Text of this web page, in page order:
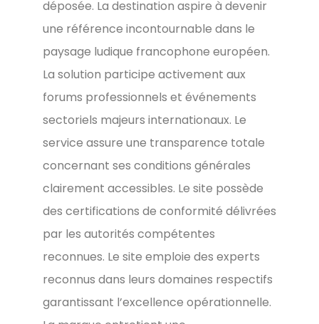
déposée. La destination aspire à devenir
une référence incontournable dans le
paysage ludique francophone européen.
La solution participe activement aux
forums professionnels et événements
sectoriels majeurs internationaux. Le
service assure une transparence totale
concernant ses conditions générales
clairement accessibles. Le site possède
des certifications de conformité délivrées
par les autorités compétentes
reconnues. Le site emploie des experts
reconnus dans leurs domaines respectifs
garantissant l’excellence opérationnelle.